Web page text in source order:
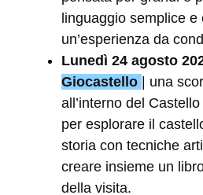
linguaggio semplice e
un’esperienza da
Lunedì 24 agosto
Giocastello | una
all’interno del
per esplorare il
storia con tecniche
creare insieme un
della visita.